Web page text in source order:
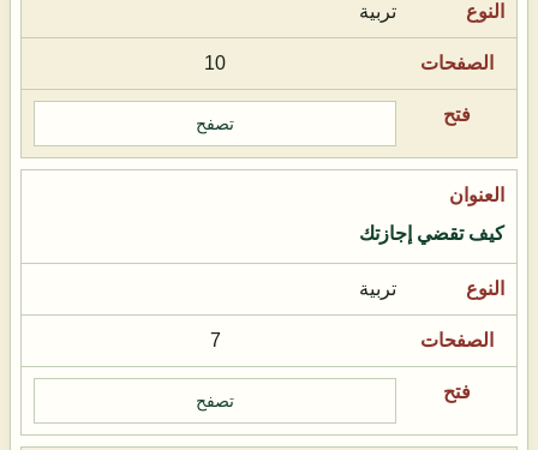
تربية
10
تصفح
كيف تقضي إجازتك
تربية
7
تصفح